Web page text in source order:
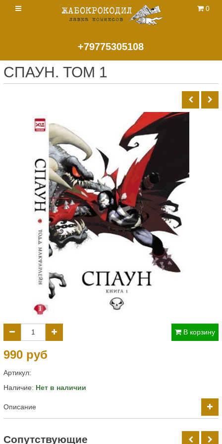
+79775305108
0
СПАУН. ТОМ 1
В корзину
990 руб
Артикул:
Наличие: Нет в наличии
Описание
Cопутствующие